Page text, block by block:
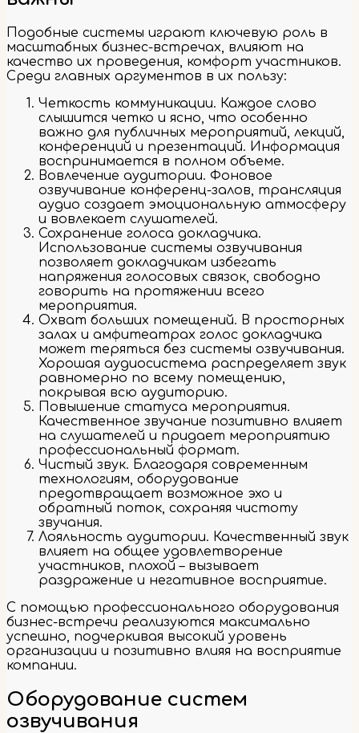
Подобные системы играют ключевую роль в
масштабных бизнес-встречах, влияют на
качество их проведения, комфорт участников.
Среди главных аргументов в их пользу:
Четкость коммуникации. Каждое слово
слышится четко и ясно, что особенно
важно для публичных мероприятий, лекций,
конференций и презентаций. Информация
воспринимается в полном объеме.
Вовлечение аудитории. Фоновое
озвучивание конференц-залов, трансляция
аудио создает эмоциональную атмосферу
и вовлекает слушателей.
Сохранение голоса докладчика.
Использование системы озвучивания
позволяет докладчикам избегать
напряжения голосовых связок, свободно
говорить на протяжении всего
мероприятия.
Охват больших помещений. В просторных
залах и амфитеатрах голос докладчика
может теряться без системы озвучивания.
Хорошая аудиосистема распределяет звук
равномерно по всему помещению,
покрывая всю аудиторию.
Повышение статуса мероприятия.
Качественное звучание позитивно влияет
на слушателей и придает мероприятию
профессиональный формат.
Чистый звук. Благодаря современным
технологиям, оборудование
предотвращает возможное эхо и
обратный поток, сохраняя чистоту
звучания.
Лояльность аудитории. Качественный звук
влияет на общее удовлетворение
участников, плохой – вызывает
раздражение и негативное восприятие.
С помощью профессионального оборудования
бизнес-встречи реализуются максимально
успешно, подчеркивая высокий уровень
организации и позитивно влияя на восприятие
компании.
Оборудование систем
озвучивания